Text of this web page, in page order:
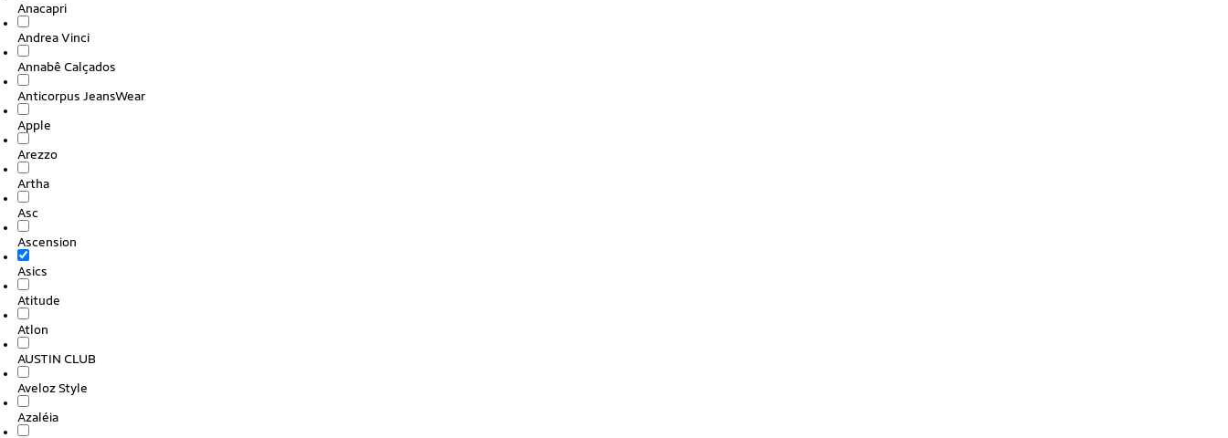
Anacapri
Andrea Vinci
Annabê Calçados
Anticorpus JeansWear
Apple
Arezzo
Artha
Asc
Ascension
Asics
Atitude
Atlon
AUSTIN CLUB
Aveloz Style
Azaléia